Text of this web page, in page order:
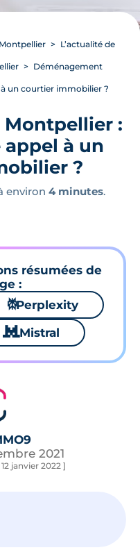
L’actualité de
Déménagement
un courtier immobilier ?
:
à un
?
environ 4 minutes.
résumées de
:
⚙Perplexity
🐱 Mistral
2021
janvier 2022 ]